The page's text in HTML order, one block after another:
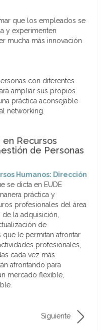
que los empleados se
y experimenten
mucha más innovación
con diferentes
ampliar sus propios
práctica aconsejable
networking.
Recursos
de Personas
Humanos: Dirección
se dicta en EUDE
práctica y
profesionales del área
la adquisición,
de
le permitan afrontar
profesionales,
cada vez más
afrontando para
mercado flexible,
Siguiente